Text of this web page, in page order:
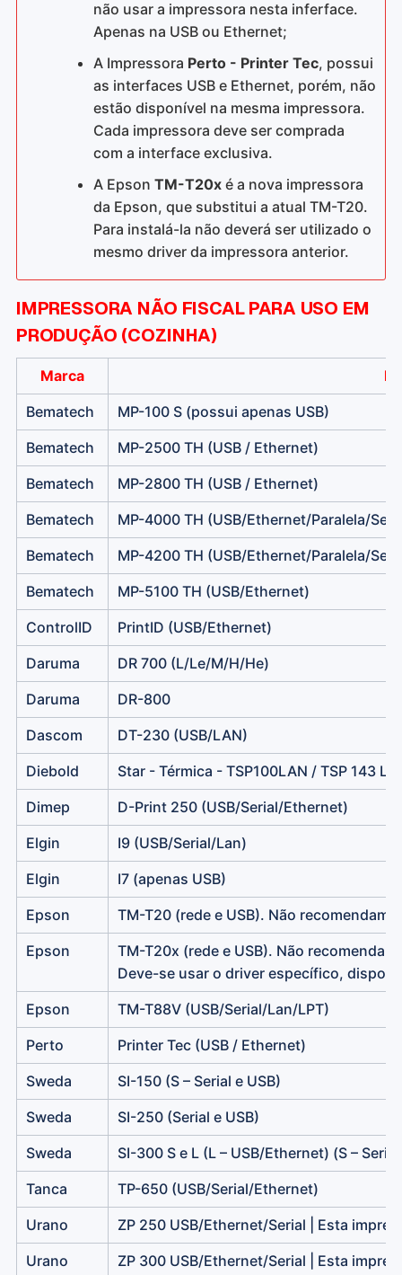
não usar a impressora nesta inferface.
Apenas na USB ou Ethernet;
A Impressora Perto - Printer Tec, possui
as interfaces USB e Ethernet, porém, não
estão disponível na mesma impressora.
Cada impressora deve ser comprada
com a interface exclusiva.
A Epson TM-T20x é a nova impressora
da Epson, que substitui a atual TM-T20.
Para instalá-la não deverá ser utilizado o
mesmo driver da impressora anterior.
IMPRESSORA NÃO FISCAL PARA USO EM
PRODUÇÃO (COZINHA)
Marca
Bematech
MP-100 S (possui apenas USB)
Bematech
MP-2500 TH (USB / Ethernet)
Bematech
MP-2800 TH (USB / Ethernet)
Bematech
MP-4000 TH (USB/Ethernet/Paralela/
Bematech
MP-4200 TH (USB/Ethernet/Paralela/
Bematech
MP-5100 TH (USB/Ethernet)
ControlID
PrintID (USB/Ethernet)
Daruma
DR 700 (L/Le/M/H/He)
Daruma
DR-800
Dascom
DT-230 (USB/LAN)
Diebold
Star - Térmica - TSP100LAN / TSP 143
Dimep
D-Print 250 (USB/Serial/Ethernet)
Elgin
I9 (USB/Serial/Lan)
Elgin
I7 (apenas USB)
Epson
TM-T20 (rede e USB). Não
Epson
TM-T20x (rede e USB). Não
Deve-se usar o driver específico,
Epson
TM-T88V (USB/Serial/Lan/LPT)
Perto
Printer Tec (USB / Ethernet)
Sweda
SI-150 (S – Serial e USB)
Sweda
SI-250 (Serial e USB)
Sweda
SI-300 S e L (L – USB/Ethernet) (S – Serial
Tanca
TP-650 (USB/Serial/Ethernet)
Urano
ZP 250 USB/Ethernet/Serial | Esta
Urano
ZP 300 USB/Ethernet/Serial | Esta